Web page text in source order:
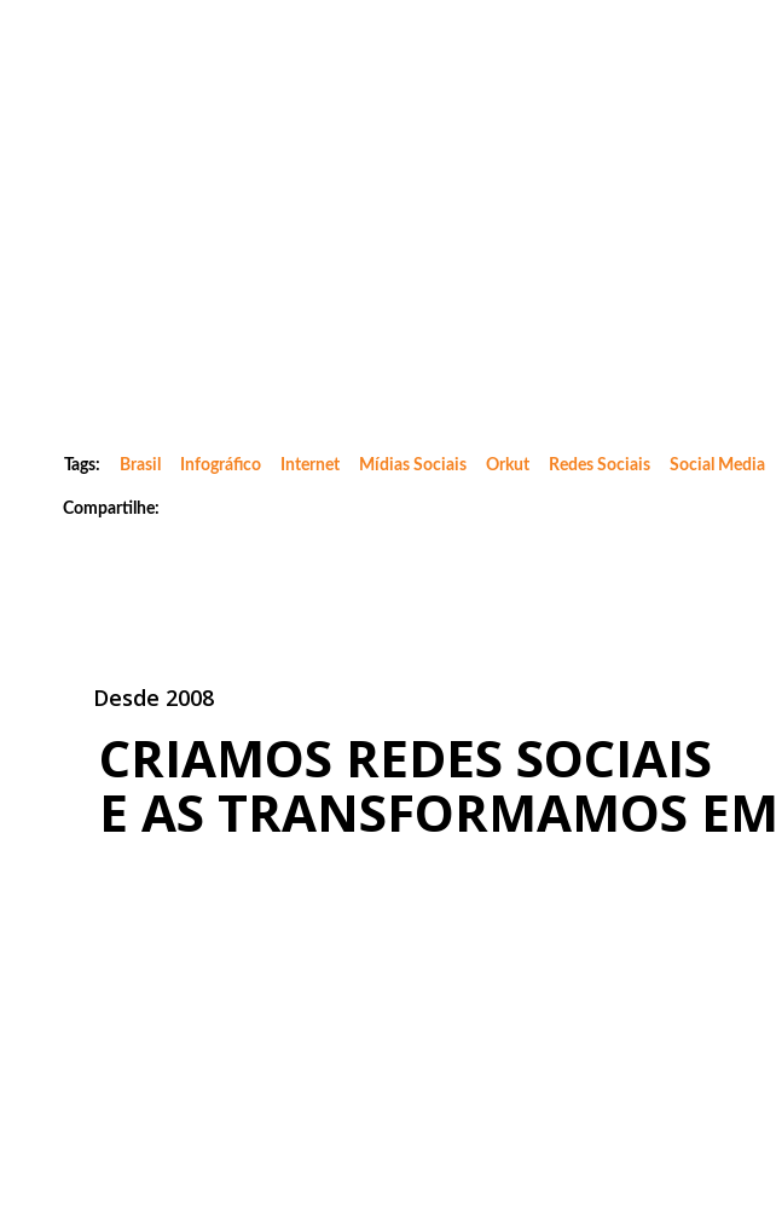
Tags: Brasil Infográfico Internet Mídias Sociais Orkut Redes Sociais Social Media
Compartilhe:
Desde 2008
CRIAMOS REDES SOCIAIS
E AS TRANSFORMAMOS EM